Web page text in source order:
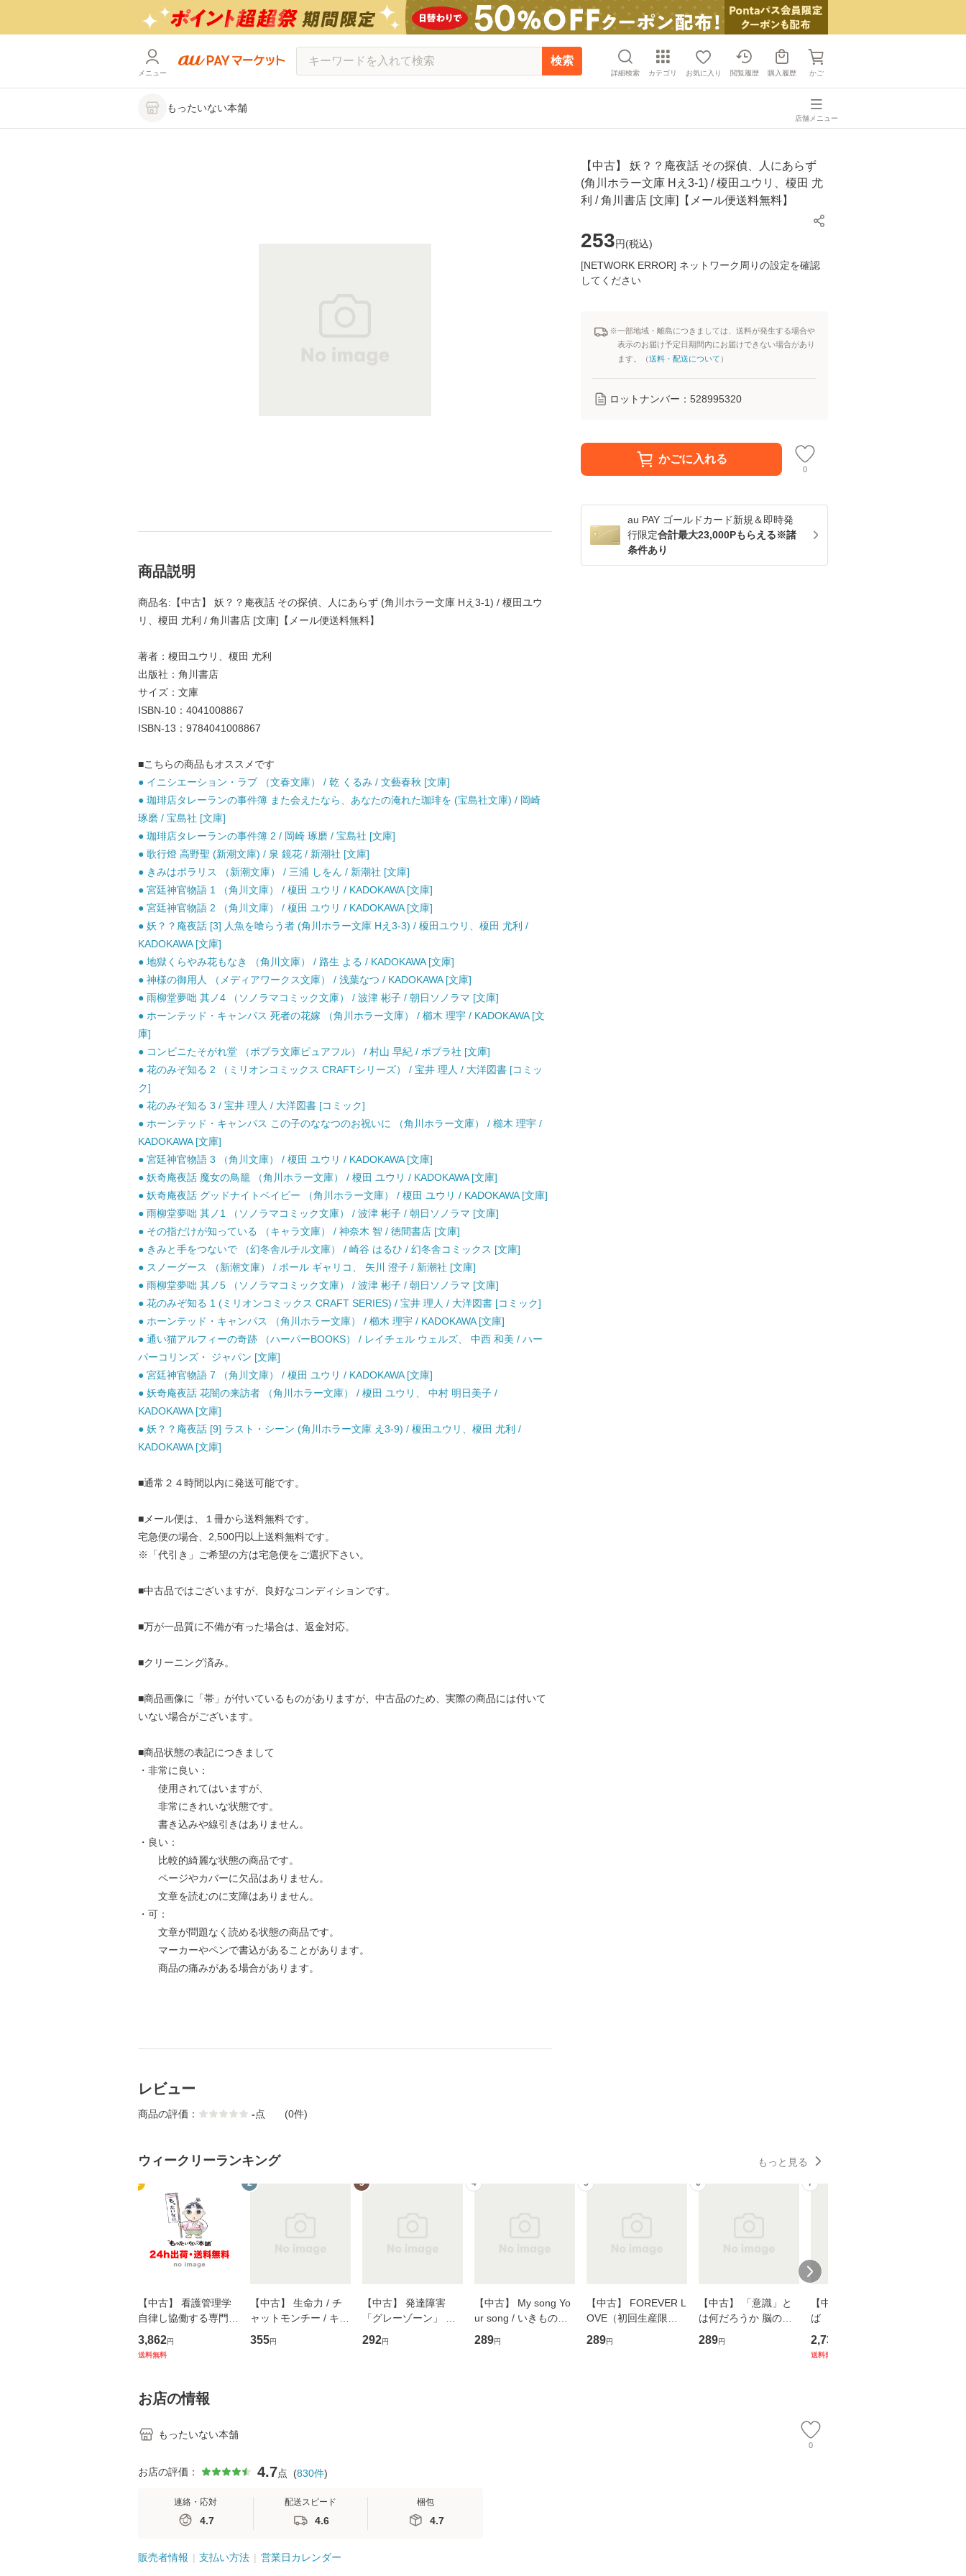
メニュー
検索
詳細検索 カテゴリ お気に入り 閲覧履歴 購入履歴 かご
もったいない本舗
店舗メニュー
【中古】 妖？？庵夜話 その探偵、人にあらず
(角川ホラー文庫 Hえ3-1) / 榎田ユウリ、榎田 尤
利 / 角川書店 [文庫]【メール便送料無料】
253円(税込)
[NETWORK ERROR] ネットワーク周りの設定を確認
してください
※一部地域・離島につきましては、送料が発生する場合や
表示のお届け予定日期間内にお届けできない場合があり
ます。（送料・配送について ）
ロットナンバー： 528995320
かごに入れる
0
au PAY ゴールドカード新規＆即時発
行限定合計最大23,000Pもらえる※諸
条件あり
商品説明
商品名:【中古】 妖？？庵夜話 その探偵、人にあらず (角川ホラー文庫 Hえ3-1) / 榎田ユウ
リ、榎田 尤利 / 角川書店 [文庫]【メール便送料無料】
著者：榎田ユウリ、榎田 尤利
出版社：角川書店
サイズ：文庫
ISBN-10：4041008867
ISBN-13：9784041008867
■こちらの商品もオススメです
● イニシエーション・ラブ （文春文庫） / 乾 くるみ / 文藝春秋 [文庫]
● 珈琲店タレーランの事件簿 また会えたなら、あなたの淹れた珈琲を (宝島社文庫) / 岡崎
琢磨 / 宝島社 [文庫]
● 珈琲店タレーランの事件簿 2 / 岡崎 琢磨 / 宝島社 [文庫]
● 歌行燈 高野聖 (新潮文庫) / 泉 鏡花 / 新潮社 [文庫]
● きみはポラリス （新潮文庫） / 三浦 しをん / 新潮社 [文庫]
● 宮廷神官物語 1 （角川文庫） / 榎田 ユウリ / KADOKAWA [文庫]
● 宮廷神官物語 2 （角川文庫） / 榎田 ユウリ / KADOKAWA [文庫]
● 妖？？庵夜話 [3] 人魚を喰らう者 (角川ホラー文庫 Hえ3-3) / 榎田ユウリ、榎田 尤利 /
KADOKAWA [文庫]
● 地獄くらやみ花もなき （角川文庫） / 路生 よる / KADOKAWA [文庫]
● 神様の御用人 （メディアワークス文庫） / 浅葉なつ / KADOKAWA [文庫]
● 雨柳堂夢咄 其ノ4 （ソノラマコミック文庫） / 波津 彬子 / 朝日ソノラマ [文庫]
● ホーンテッド・キャンパス 死者の花嫁 （角川ホラー文庫） / 櫛木 理宇 / KADOKAWA [文
庫]
● コンビニたそがれ堂 （ポプラ文庫ピュアフル） / 村山 早紀 / ポプラ社 [文庫]
● 花のみぞ知る 2 （ミリオンコミックス CRAFTシリーズ） / 宝井 理人 / 大洋図書 [コミッ
ク]
● 花のみぞ知る 3 / 宝井 理人 / 大洋図書 [コミック]
● ホーンテッド・キャンパス この子のななつのお祝いに （角川ホラー文庫） / 櫛木 理宇 /
KADOKAWA [文庫]
● 宮廷神官物語 3 （角川文庫） / 榎田 ユウリ / KADOKAWA [文庫]
● 妖奇庵夜話 魔女の鳥籠 （角川ホラー文庫） / 榎田 ユウリ / KADOKAWA [文庫]
● 妖奇庵夜話 グッドナイトベイビー （角川ホラー文庫） / 榎田 ユウリ / KADOKAWA [文庫]
● 雨柳堂夢咄 其ノ1 （ソノラマコミック文庫） / 波津 彬子 / 朝日ソノラマ [文庫]
● その指だけが知っている （キャラ文庫） / 神奈木 智 / 徳間書店 [文庫]
● きみと手をつないで （幻冬舎ルチル文庫） / 崎谷 はるひ / 幻冬舎コミックス [文庫]
● スノーグース （新潮文庫） / ポール ギャリコ、 矢川 澄子 / 新潮社 [文庫]
● 雨柳堂夢咄 其ノ5 （ソノラマコミック文庫） / 波津 彬子 / 朝日ソノラマ [文庫]
● 花のみぞ知る 1 (ミリオンコミックス CRAFT SERIES) / 宝井 理人 / 大洋図書 [コミック]
● ホーンテッド・キャンパス （角川ホラー文庫） / 櫛木 理宇 / KADOKAWA [文庫]
● 通い猫アルフィーの奇跡 （ハーパーBOOKS） / レイチェル ウェルズ、 中西 和美 / ハー
パーコリンズ・ ジャパン [文庫]
● 宮廷神官物語 7 （角川文庫） / 榎田 ユウリ / KADOKAWA [文庫]
● 妖奇庵夜話 花闇の来訪者 （角川ホラー文庫） / 榎田 ユウリ、 中村 明日美子 /
KADOKAWA [文庫]
● 妖？？庵夜話 [9] ラスト・シーン (角川ホラー文庫 え3-9) / 榎田ユウリ、榎田 尤利 /
KADOKAWA [文庫]
■通常２４時間以内に発送可能です。
■メール便は、１冊から送料無料です。
宅急便の場合、2,500円以上送料無料です。
※「代引き」ご希望の方は宅急便をご選択下さい。
■中古品ではございますが、良好なコンディションです。
■万が一品質に不備が有った場合は、返金対応。
■クリーニング済み。
■商品画像に「帯」が付いているものがありますが、中古品のため、実際の商品には付いて
いない場合がございます。
■商品状態の表記につきまして
・非常に良い：
使用されてはいますが、
非常にきれいな状態です。
書き込みや線引きはありません。
・良い：
比較的綺麗な状態の商品です。
ページやカバーに欠品はありません。
文章を読むのに支障はありません。
・可：
文章が問題なく読める状態の商品です。
マーカーやペンで書込があることがあります。
商品の痛みがある場合があります。
レビュー
商品の評価： -点 (0件)
ウィークリーランキング もっと見る
1
【中古】 看護管理学
自律し協働する専門職
の看護マネジメントス
キル 改訂第3版 (看護
堂 [単行
3,862円
送料無料
2
【中古】 生命力 / チ
ャットモンチー / キュ
ーンレコード [CD]
【メール便送料無料】
355円
3
【中古】 発達障害
「グレーゾーン」 そ
の正しい理解と克服法
(SB新書 572) / 岡田尊
292円
4
【中古】 My song Yo
ur song / いきものが
かり / [CD]【メール便
送料無料】
289円
5
【中古】 FOREVER L
OVE（初回生産限定
盤） / 清水翔太×加藤
ミリヤ / [CD]【メール
289円
6
【中古】 「意識」と
は何だろうか 脳の来
歴、知覚の錯誤 （講
談社現代新書） / 下条
289円
7
【中古】 耳をすませ
ば 〈2枚組〉 [DVD] /
ブエナ・ビスタ・ホー
ム・エンターテイメン
2,735
送料無料
お店の情報
もったいない本舗
0
お店の評価： 4.7点 (830件)
連絡・応対
4.7
配送スピード
4.6
梱包
4.7
販売者情報 支払い方法 営業日カレンダー